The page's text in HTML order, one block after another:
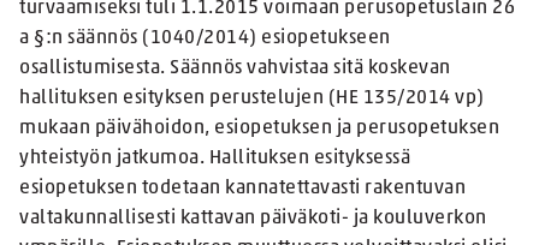
turvaamiseksi tuli 1.1.2015 voimaan perusopetuslain 26
a §:n säännös (1040/2014) esiopetukseen
osallistumisesta. Säännös vahvistaa sitä koskevan
hallituksen esityksen perustelujen (HE 135/2014 vp)
mukaan päivähoidon, esiopetuksen ja perusopetuksen
yhteistyön jatkumoa. Hallituksen esityksessä
esiopetuksen todetaan kannatettavasti rakentuvan
valtakunnallisesti kattavan päiväkoti- ja kouluverkon